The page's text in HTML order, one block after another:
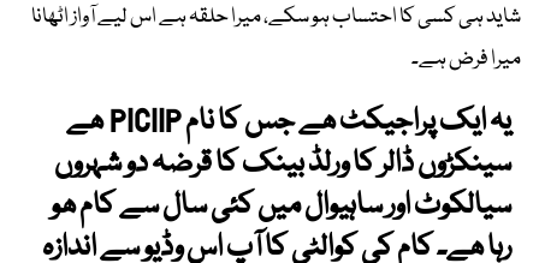
شاید ہی کسی کا احتساب ہو سکے، میرا حلقہ ہے اس لیے آواز اٹھانا
میرا فرض ہے۔
یہ ایک پراجیکٹ ھے جس کا نام PICIIP ھے
سینکڑوں ڈالر کا ورلڈ بینک کا قرضہ دو شہروں
سیالکوٹ اور ساہیوال میں کئی سال سے کام ھو
رہا ھے۔ کام کی کوالٹی کا آپ اس وڈیو سے اندازہ